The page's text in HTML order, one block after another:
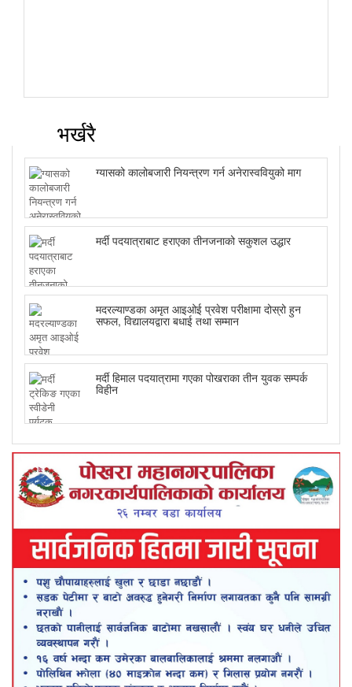
भर्खरै
ग्यासको कालोबजारी नियन्त्रण गर्न अनेरास्ववियुको माग
मर्दी पदयात्राबाट हराएका तीनजनाको सकुशल उद्धार
मदरल्याण्डका अमृत आइओई प्रवेश परीक्षामा दोस्रो हुन
सफल, विद्यालयद्वारा बधाई तथा सम्मान
मर्दी हिमाल पदयात्रामा गएका पोखराका तीन युवक सम्पर्क
विहीन